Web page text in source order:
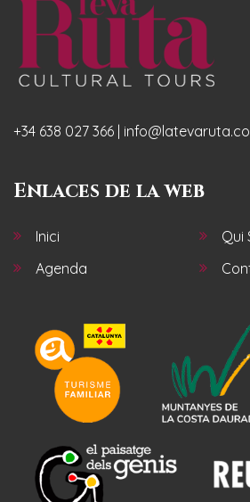
+34 638 027 366 |
Enlaces de la web
Inici
Qui
Agenda